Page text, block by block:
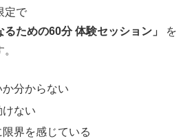
定で
るための60分 体験セッション」
を
分からない
ない
界を感じている